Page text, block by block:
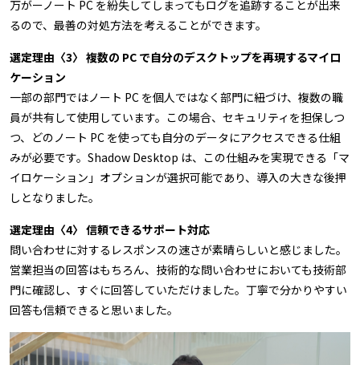
万がーノート PC を紛失してしまってもログを追跡することが出来
るので、最善の対処方法を考えることができます。
選定理由〈3〉 複数の PC で自分のデスクトップを再現するマイロ
ケーション
一部の部門ではノート PC を個人ではなく部門に紐づけ、複数の職
員が共有して使用しています。この場合、セキュリティを担保しつ
つ、どのノート PC を使っても自分のデータにアクセスできる仕組
みが必要です。Shadow Desktop は、この仕組みを実現できる「マ
イロケーション」オプションが選択可能であり、導入の大きな後押
しとなりました。
選定理由〈4〉 信頼できるサポート対応
問い合わせに対するレスポンスの速さが素晴らしいと感じました。
営業担当の回答はもちろん、技術的な問い合わせにおいても技術部
門に確認し、すぐに回答していただけました。丁寧で分かりやすい
回答も信頼できると思いました。